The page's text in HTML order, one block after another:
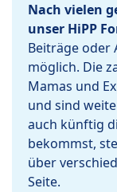
Nach vielen
unser HiPP
Beiträge oder
möglich. Die
Mamas und
und sind
auch künftig
bekommst,
über
Seite.